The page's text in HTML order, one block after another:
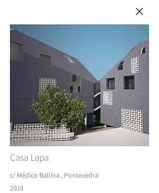
Casa Lapa
c/ Médico Ballina , Pontevedra
2019